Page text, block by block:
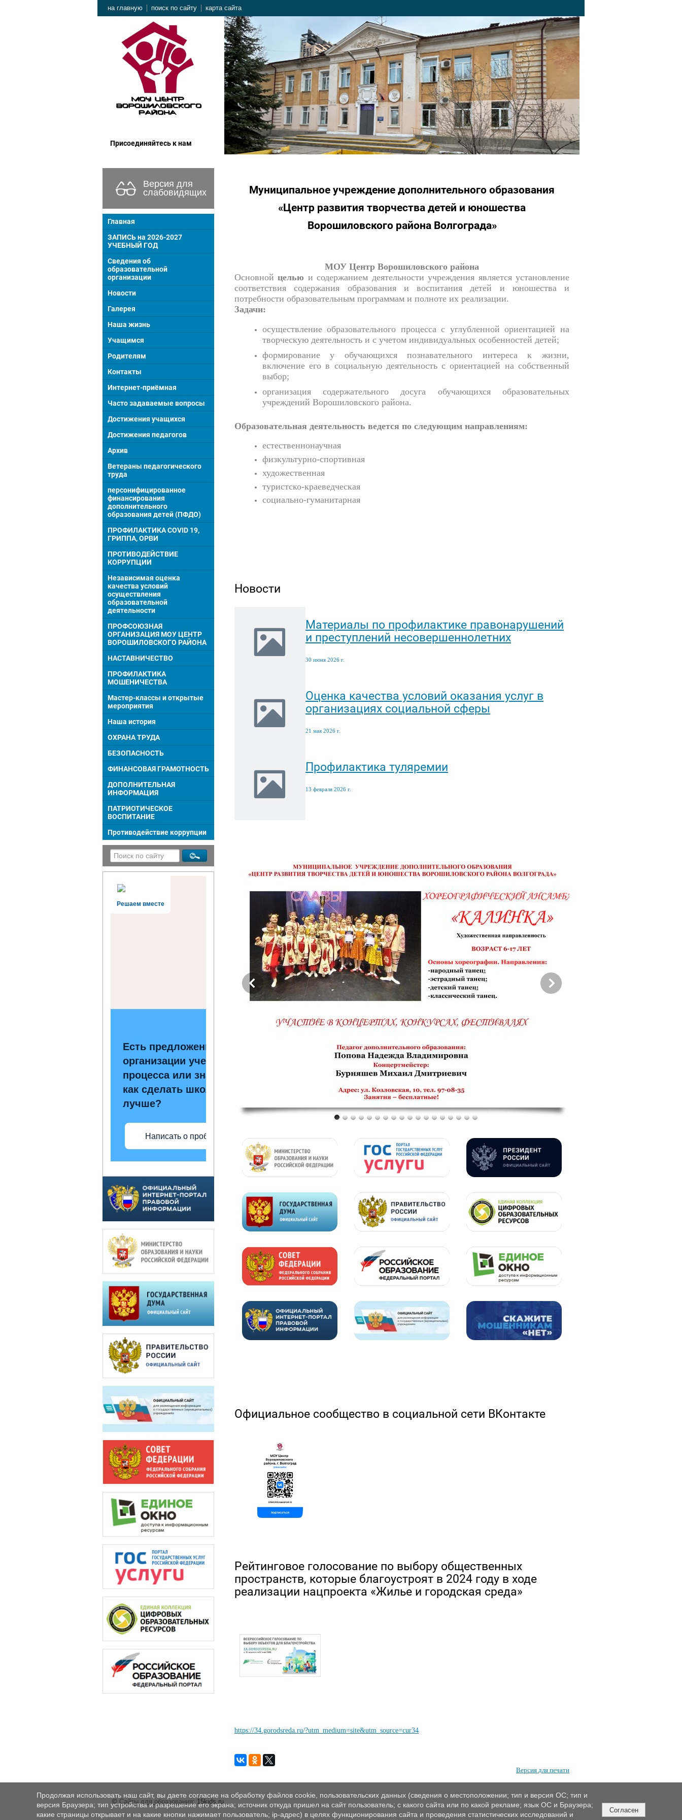
на главную поиск по сайту карта сайта
Присоединяйтесь к нам
Версия для
слабовидящих
Главная
ЗАПИСЬ на 2026-2027
УЧЕБНЫЙ ГОД
Сведения об
образовательной
организации
Новости
Галерея
Наша жизнь
Учащимся
Родителям
Контакты
Интернет-приёмная
Часто задаваемые вопросы
Достижения учащихся
Достижения педагогов
Архив
Ветераны педагогического
труда
персонифицированное
финансирования
дополнительного
образования детей (ПФДО)
ПРОФИЛАКТИКА COVID 19,
ГРИППА, ОРВИ
ПРОТИВОДЕЙСТВИЕ
КОРРУПЦИИ
Независимая оценка
качества условий
осуществления
образовательной
деятельности
ПРОФСОЮЗНАЯ
ОРГАНИЗАЦИЯ МОУ ЦЕНТР
ВОРОШИЛОВСКОГО РАЙОНА
НАСТАВНИЧЕСТВО
ПРОФИЛАКТИКА
МОШЕНИЧЕСТВА
Мастер-классы и открытые
мероприятия
Наша история
ОХРАНА ТРУДА
БЕЗОПАСНОСТЬ
ФИНАНСОВАЯ ГРАМОТНОСТЬ
ДОПОЛНИТЕЛЬНАЯ
ИНФОРМАЦИЯ
ПАТРИОТИЧЕСКОЕ
ВОСПИТАНИЕ
Противодействие коррупции
Решаем вместе
Есть предложения по
организации учебного
процесса или знаете,
как сделать школу
лучше?
Написать о проблеме
Муниципальное учреждение дополнительного образования
«Центр развития творчества детей и юношества
Ворошиловского района Волгограда»
МОУ Центр Ворошиловского района
Основнойцелью и содержанием деятельности учреждения является установление
соответствия содержания образования и воспитания детей и юношества и
потребности образовательным программам и полноте их реализации.
Задачи:
осуществление образовательного процесса с углубленной ориентацией на
творческую деятельность и с учетом индивидуальных особенностей детей;
формирование у обучающихся познавательного интереса к жизни,
включение его в социальную деятельность с ориентацией на собственный
выбор;
организация содержательного досуга обучающихся образовательных
учреждений Ворошиловского района.
Образовательная деятельность ведется по следующим направлениям:
естественнонаучная
физкультурно-спортивная
художественная
туристско-краеведческая
социально-гуманитарная
Новости
Материалы по профилактике правонарушений
и преступлений несовершеннолетних
30 июня 2026 г.
Оценка качества условий оказания услуг в
организациях социальной сферы
21 мая 2026 г.
Профилактика туляремии
13 февраля 2026 г.
Официальное сообщество в социальной сети ВКонтакте
Рейтинговое голосование по выбору общественных
пространств, которые благоустроят в 2024 году в ходе
реализации нацпроекта «Жилье и городская среда»
https://34.gorodsreda.ru/?utm_medium=site&utm_source=cur34
Версия для печати
© Сайты для образования: 15kids.ru
Продолжая использовать наш сайт, вы даете согласие на обработку файлов cookie, пользовательских данных (сведения о местоположении; тип и версия ОС; тип и
версия Браузера; тип устройства и разрешение его экрана; источник откуда пришел на сайт пользователь; с какого сайта или по какой рекламе; язык ОС и Браузера;
какие страницы открывает и на какие кнопки нажимает пользователь; ip-адрес) в целях функционирования сайта и проведения статистических исследований и
Согласен